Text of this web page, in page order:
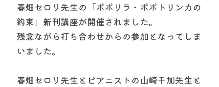
春畑セロリ先生の「ポポリラ・ポポトリンカの
約束」新刊講座が開催されました。
残念ながら打ち合わせからの参加となってしま
いました。
春畑セロリ先生とピアニストの山崎千加先生と